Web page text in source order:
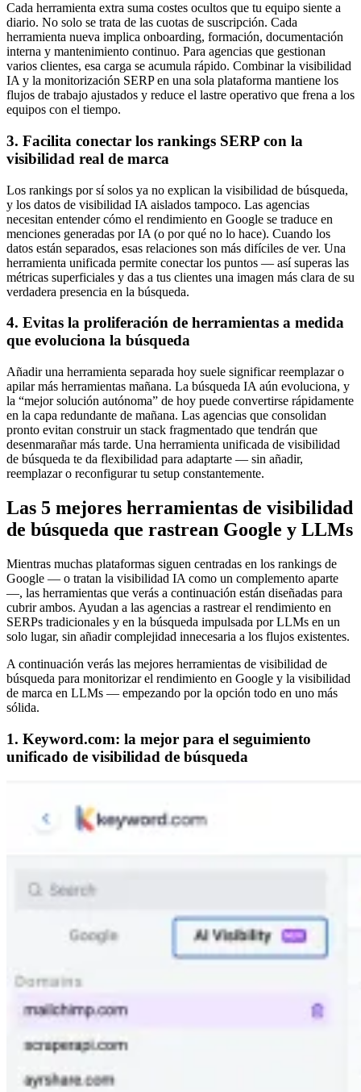
Cada herramienta extra suma costes ocultos que tu equipo siente a
diario. No solo se trata de las cuotas de suscripción. Cada
herramienta nueva implica onboarding, formación, documentación
interna y mantenimiento continuo. Para agencias que gestionan
varios clientes, esa carga se acumula rápido. Combinar la visibilidad
IA y la monitorización SERP en una sola plataforma mantiene los
flujos de trabajo ajustados y reduce el lastre operativo que frena a los
equipos con el tiempo.
3. Facilita conectar los rankings SERP con la
visibilidad real de marca
Los rankings por sí solos ya no explican la visibilidad de búsqueda,
y los datos de visibilidad IA aislados tampoco. Las agencias
necesitan entender cómo el rendimiento en Google se traduce en
menciones generadas por IA (o por qué no lo hace). Cuando los
datos están separados, esas relaciones son más difíciles de ver. Una
herramienta unificada permite conectar los puntos — así superas las
métricas superficiales y das a tus clientes una imagen más clara de su
verdadera presencia en la búsqueda.
4. Evitas la proliferación de herramientas a medida
que evoluciona la búsqueda
Añadir una herramienta separada hoy suele significar reemplazar o
apilar más herramientas mañana. La búsqueda IA aún evoluciona, y
la “mejor solución autónoma” de hoy puede convertirse rápidamente
en la capa redundante de mañana. Las agencias que consolidan
pronto evitan construir un stack fragmentado que tendrán que
desenmarañar más tarde. Una herramienta unificada de visibilidad
de búsqueda te da flexibilidad para adaptarte — sin añadir,
reemplazar o reconfigurar tu setup constantemente.
Las 5 mejores herramientas de visibilidad
de búsqueda que rastrean Google y LLMs
Mientras muchas plataformas siguen centradas en los rankings de
Google — o tratan la visibilidad IA como un complemento aparte
—, las herramientas que verás a continuación están diseñadas para
cubrir ambos. Ayudan a las agencias a rastrear el rendimiento en
SERPs tradicionales y en la búsqueda impulsada por LLMs en un
solo lugar, sin añadir complejidad innecesaria a los flujos existentes.
A continuación verás las mejores herramientas de visibilidad de
búsqueda para monitorizar el rendimiento en Google y la visibilidad
de marca en LLMs — empezando por la opción todo en uno más
sólida.
1. Keyword.com: la mejor para el seguimiento
unificado de visibilidad de búsqueda